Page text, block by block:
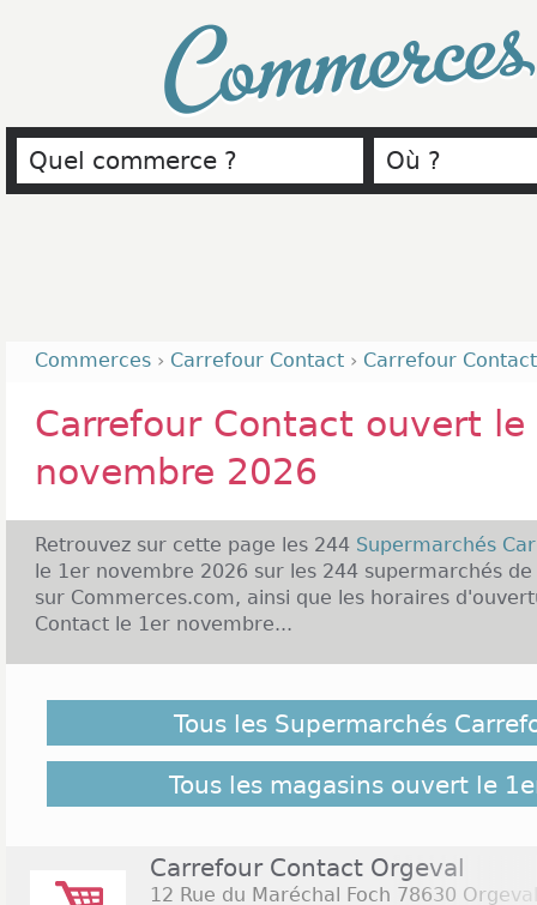
Commerces › Carrefour Contact › Carrefour
Carrefour Contact ouvert le
novembre 2026
Retrouvez sur cette page les 244 Supermarchés
le 1er novembre 2026 sur les 244 supermarchés
sur Commerces.com, ainsi que les horaires
Contact le 1er novembre...
ouverts le 1er novembre 2026 ne soient pas
suivant pour retrouver l'ensemble des
sur Commerces.com :244 Supermarchés
Tous les Supermarchés
Tous les magasins ouvert le
Carrefour Contact Orgeval
12 Rue du Maréchal Foch 78630 Orgeval